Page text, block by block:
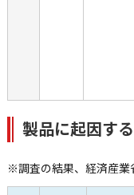
製品に起因す
※調査の結果、経済産業